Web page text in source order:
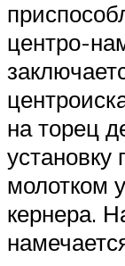
центро-
на торец
установку
молотком
кернера.